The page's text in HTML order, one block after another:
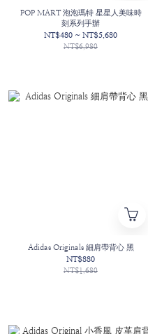
POP MART 泡泡瑪特 星星人美味時
刻系列手辦
NT$480 ~ NT$5,680
NT$6,980
Adidas Originals 細肩帶背心 黑
NT$880
NT$1,680